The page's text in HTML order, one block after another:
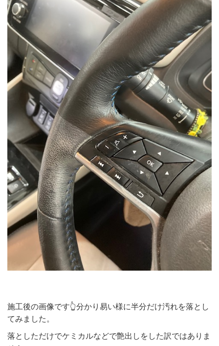
施工後の画像です👆分かり易い様に半分だけ汚れを落とし
てみました。
落としただけでケミカルなどで艶出しをした訳ではありま